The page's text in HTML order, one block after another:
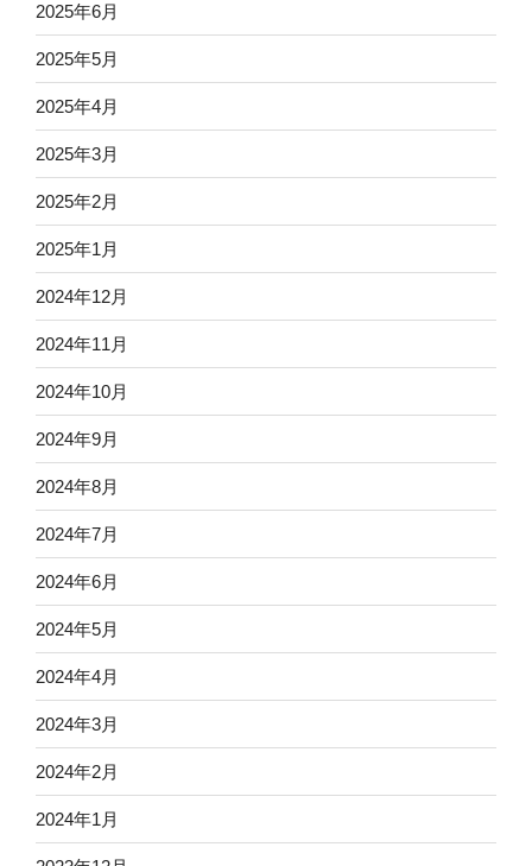
2025年6月
2025年5月
2025年4月
2025年3月
2025年2月
2025年1月
2024年12月
2024年11月
2024年10月
2024年9月
2024年8月
2024年7月
2024年6月
2024年5月
2024年4月
2024年3月
2024年2月
2024年1月